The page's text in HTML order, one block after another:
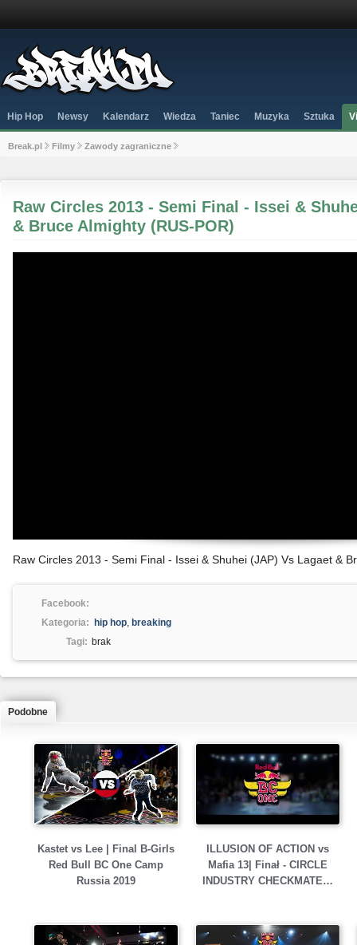
Hip Hop Newsy Kalendarz Wiedza Taniec Muzyka Sztuka
Break.pl Filmy Zawody zagraniczne
Raw Circles 2013 - Semi Final - Issei &
& Bruce Almighty (RUS-POR)
Raw Circles 2013 - Semi Final - Issei & Shuhei (JAP) Vs Lagaet &
Facebook:
Kategoria:
hip hop, breaking
Tagi: brak
Podobne
Kastet vs Lee | Final B-Girls
Red Bull BC One Camp
Russia 2019
ILLUSION OF ACTION vs
Mafia 13| Finał - CIRCLE
INDUSTRY CHECKMATE…